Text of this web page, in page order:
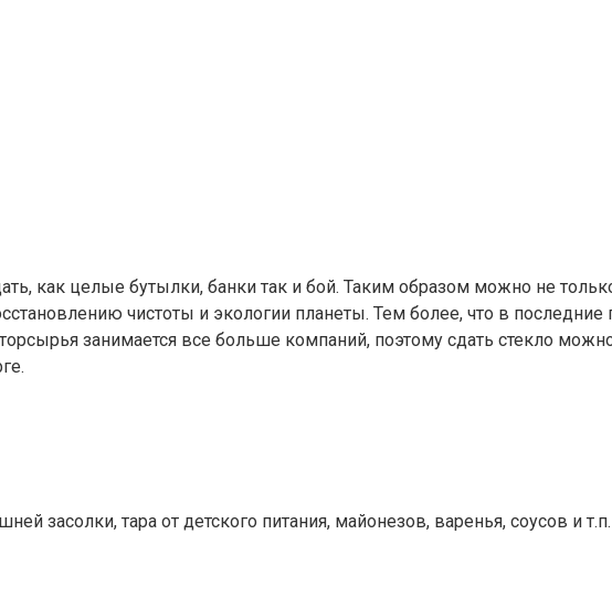
как целые бутылки, банки так и бой. Таким образом можно не
чистоты и экологии планеты. Тем более, что в последние
занимается все больше компаний, поэтому сдать стекло
засолки, тара от детского питания, майонезов, варенья, соусов и т.п.